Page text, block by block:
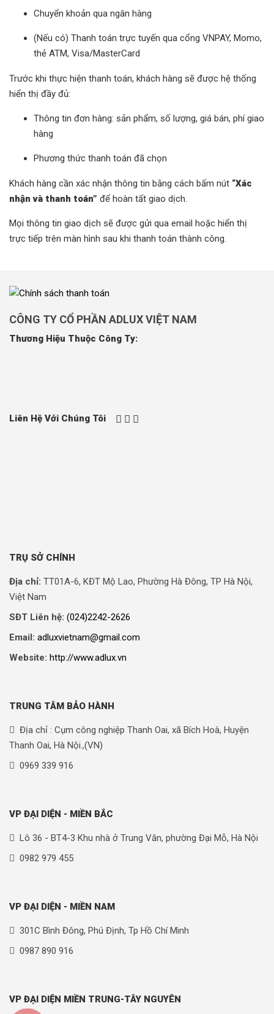
Chuyển khoản qua ngân hàng
(Nếu có) Thanh toán trực tuyến qua cổng VNPAY, Momo,
thẻ ATM, Visa/MasterCard
Trước khi thực hiện thanh toán, khách hàng sẽ được hệ thống
hiển thị đầy đủ:
Thông tin đơn hàng: sản phẩm, số lượng, giá bán, phí giao
hàng
Phương thức thanh toán đã chọn
Khách hàng cần xác nhận thông tin bằng cách bấm nút “Xác
nhận và thanh toán” để hoàn tất giao dịch.
Mọi thông tin giao dịch sẽ được gửi qua email hoặc hiển thị
trực tiếp trên màn hình sau khi thanh toán thành công.
CÔNG TY CỔ PHẦN ADLUX VIỆT NAM
Thương Hiệu Thuộc Công Ty:
Liên Hệ Với Chúng Tôi
TRỤ SỞ CHÍNH
Địa chỉ: TT01A-6, KĐT Mộ Lao, Phường Hà Đông, TP Hà Nội,
Việt Nam
SĐT Liên hệ: (024)2242-2626
Email: adluxvietnam@gmail.com
Website: http://www.adlux.vn
TRUNG TÂM BẢO HÀNH
Địa chỉ : Cụm công nghiệp Thanh Oai, xã Bích Hoà, Huyện
Thanh Oai, Hà Nội.,(VN)
0969 339 916
VP ĐẠI DIỆN - MIỀN BẮC
Lô 36 - BT4-3 Khu nhà ở Trung Văn, phường Đại Mỗ, Hà Nội
0982 979 455
VP ĐẠI DIỆN - MIỀN NAM
301C Bình Đông, Phú Định, Tp Hồ Chí Minh
0987 890 916
VP ĐẠI DIỆN MIỀN TRUNG-TÂY NGUYÊN